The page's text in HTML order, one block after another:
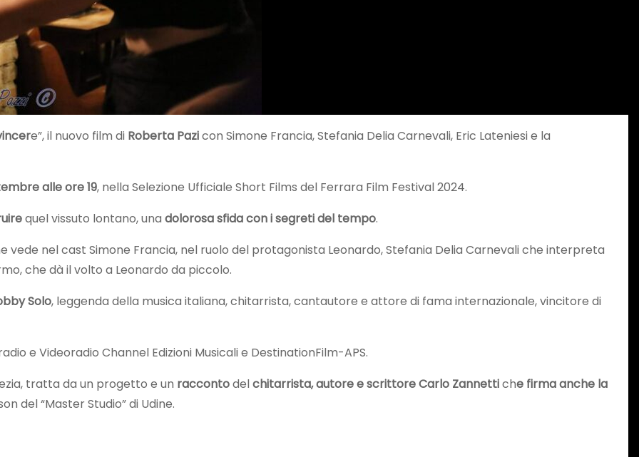
e”, il nuovo film di Roberta Pazicon Simone Francia, Stefania Delia Carnevali, Eric Lateniesi e la
alle ore 19, nella Selezione Ufficiale Short Films del Ferrara Film Festival 2024.
quel vissuto lontano, una dolorosa sfida con i segreti del tempo.
vede nel cast Simone Francia, nel ruolo del protagonista Leonardo, Stefania Delia Carnevali che interpreta
che dà il volto a Leonardo da piccolo.
Solo, leggenda della musica italiana, chitarrista, cantautore e attore di fama internazionale, vincitore di
e Videoradio Channel Edizioni Musicali e DestinationFilm-APS.
tratta da un progetto e un raccontodelchitarrista, autoree scrittore Carlo Zannettiche firma anche la
del “Master Studio” di Udine.